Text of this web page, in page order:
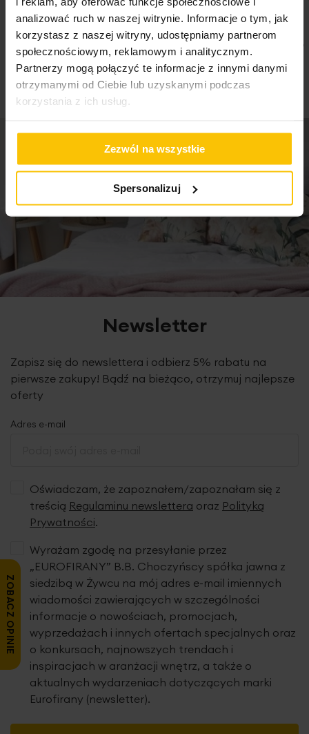
analizować ruch w naszej witrynie. Informacje o tym, jak
korzystasz z naszej witryny, udostępniamy partnerom
społecznościowym, reklamowym i analitycznym.
Partnerzy mogą połączyć te informacje z innymi danymi
otrzymanymi od Ciebie lub uzyskanymi podczas
korzystania z ich usług.
Zezwól na wszystkie
Spersonalizuj
100%
Super
04-08-2026
100%
Super
04-08-2026
Newsletter
Zapisz się do newslettera i odbierz 5% rabatu na
pierwsze zakupy! Bądź na bieżąco, otrzymuj najlepsze
oferty
Adres e-mail
Oświadczam, że zapoznałem/zapoznałam się z
treścią Regulaminu newslettera oraz Polityką
Prywatności.
Wyrażam zgodę na przesyłanie przez
„EUROFIRANY” B.B. Choczyńscy spółka jawna z
siedzibą w Żywcu na mój adres e-mail imiennych
wiadomości zawierających w szczególności
informacje o nowościach, promocjach,
wyprzedażach i innych ofertach specjalnych oraz
o konkursach, najnowszych trendach i
inspiracjach w aranżacji wnętrz, a także o
aktualnych wydarzeniach dotyczących marki
Eurofirany (newsletter).
ZOBACZ OPINIE